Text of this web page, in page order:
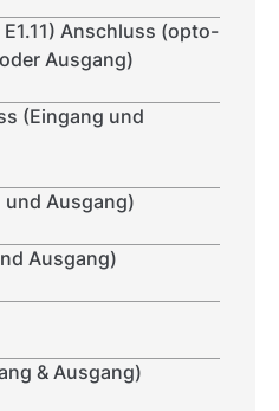
E1.11) Anschluss (opto-
Ausgang)
(Eingang und
Ausgang)
Ausgang)
& Ausgang)